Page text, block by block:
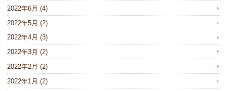
2022年6月 (4)
2022年5月 (2)
2022年4月 (3)
2022年3月 (2)
2022年2月 (2)
2022年1月 (2)